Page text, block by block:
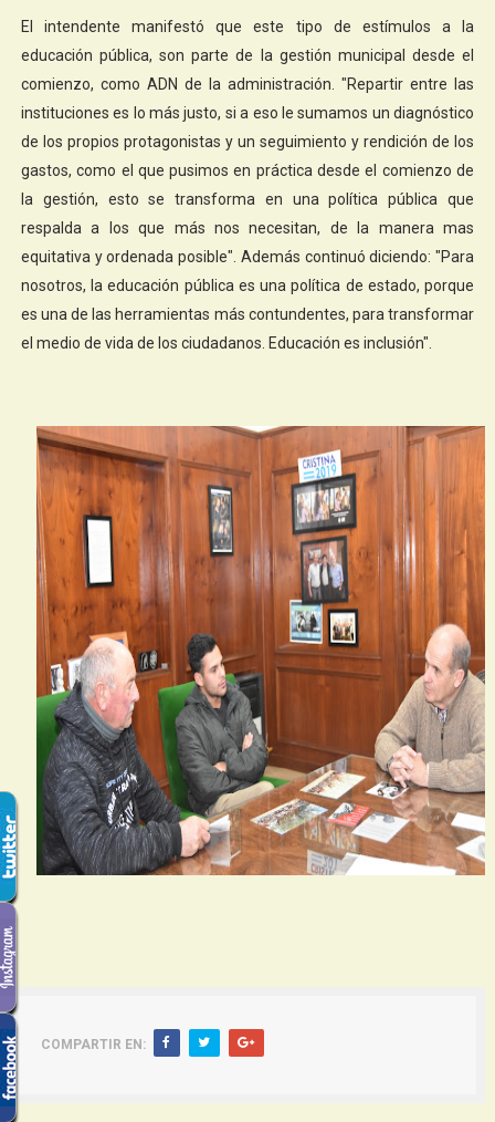
El intendente manifestó que este tipo de estímulos a la
educación pública, son parte de la gestión municipal desde el
comienzo, como ADN de la administración. "Repartir entre las
instituciones es lo más justo, si a eso le sumamos un diagnóstico
de los propios protagonistas y un seguimiento y rendición de los
gastos, como el que pusimos en práctica desde el comienzo de
la gestión, esto se transforma en una política pública que
respalda a los que más nos necesitan, de la manera mas
equitativa y ordenada posible". Además continuó diciendo: "Para
nosotros, la educación pública es una política de estado, porque
es una de las herramientas más contundentes, para transformar
el medio de vida de los ciudadanos. Educación es inclusión".
COMPARTIR EN: